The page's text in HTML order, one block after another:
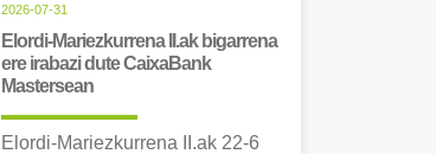
2026-07-31
Elordi-Mariezkurrena II.ak bigarrena
ere irabazi dute CaixaBank
Mastersean
Elordi-Mariezkurrena II.ak 22-6